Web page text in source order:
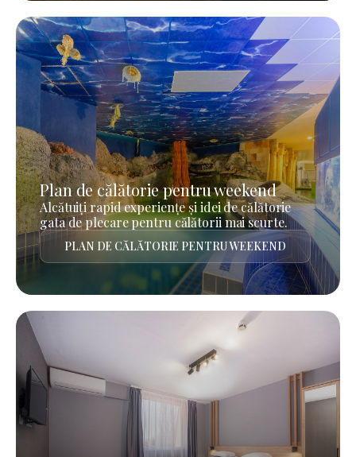
Plan de călătorie pentru weekend
Alcătuiți rapid experiențe și idei de călătorie
gata de plecare pentru călătorii mai scurte.
PLAN DE CĂLĂTORIE PENTRU WEEKEND